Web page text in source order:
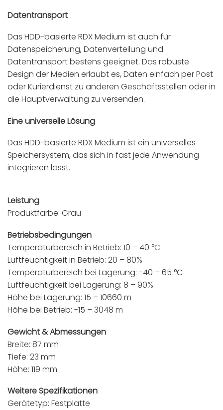
Datentransport
Das HDD-basierte RDX Medium ist auch für
Datenspeicherung, Datenverteilung und
Datentransport bestens geeignet. Das robuste
Design der Medien erlaubt es, Daten einfach per Post
oder Kurierdienst zu anderen Geschäftsstellen oder in
die Hauptverwaltung zu versenden.
Eine universelle Lösung
Das HDD-basierte RDX Medium ist ein universelles
Speichersystem, das sich in fast jede Anwendung
integrieren lässt.
Leistung
Produktfarbe: Grau
Betriebsbedingungen
Temperaturbereich in Betrieb: 10 – 40 °C
Luftfeuchtigkeit in Betrieb: 20 – 80%
Temperaturbereich bei Lagerung: -40 – 65 °C
Luftfeuchtigkeit bei Lagerung: 8 – 90%
Höhe bei Lagerung: 15 – 10660 m
Höhe bei Betrieb: -15 – 3048 m
Gewicht & Abmessungen
Breite: 87 mm
Tiefe: 23 mm
Höhe: 119 mm
Weitere Spezifikationen
Gerätetyp: Festplatte